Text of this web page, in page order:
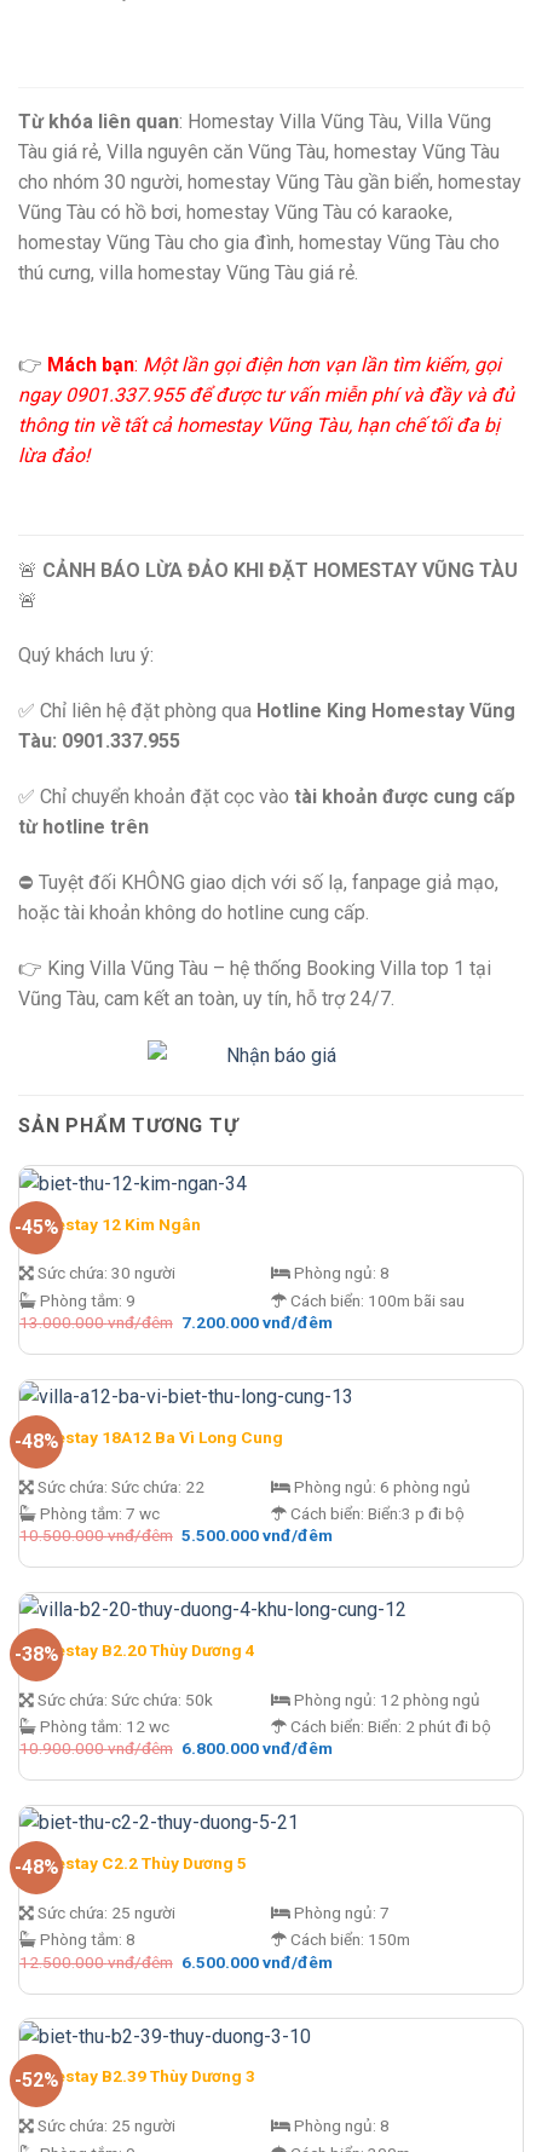
Từ khóa liên quan: Homestay Villa Vũng Tàu, Villa Vũng
Tàu giá rẻ, Villa nguyên căn Vũng Tàu, homestay Vũng Tàu
cho nhóm 30 người, homestay Vũng Tàu gần biển, homestay
Vũng Tàu có hồ bơi, homestay Vũng Tàu có karaoke,
homestay Vũng Tàu cho gia đình, homestay Vũng Tàu cho
thú cưng, villa homestay Vũng Tàu giá rẻ.
👉 Mách bạn: Một lần gọi điện hơn vạn lần tìm kiếm, gọi
ngay 0901.337.955 để được tư vấn miễn phí và đầy và đủ
thông tin về tất cả homestay Vũng Tàu, hạn chế tối đa bị
lừa đảo!
🚨 CẢNH BÁO LỪA ĐẢO KHI ĐẶT HOMESTAY VŨNG TÀU
🚨
Quý khách lưu ý:
✅ Chỉ liên hệ đặt phòng qua Hotline King Homestay Vũng
Tàu: 0901.337.955
✅ Chỉ chuyển khoản đặt cọc vào tài khoản được cung cấp
từ hotline trên
⛔️ Tuyệt đối KHÔNG giao dịch với số lạ, fanpage giả mạo,
hoặc tài khoản không do hotline cung cấp.
👉 King Villa Vũng Tàu – hệ thống Booking Villa top 1 tại
Vũng Tàu, cam kết an toàn, uy tín, hỗ trợ 24/7.
SẢN PHẨM TƯƠNG TỰ
-45%
Homestay 12 Kim Ngân
Sức chứa: 30 người
Phòng tắm: 9
Phòng ngủ: 8
Cách biển: 100m bãi sau
13.000.000vnđ/đêm Giá
là:
đêm.
7.200.000vnđ/đêmGiá
tại
7.200.000 vnđ/
đêm.
-48%
Homestay 18A12 Ba Vì Long Cung
Sức chứa: Sức chứa: 22
Phòng tắm: 7 wc
Phòng ngủ: 6 phòng ngủ
Cách biển: Biển:3 p đi bộ
10.500.000vnđ/đêm Giá
là:
đêm.
5.500.000vnđ/đêmGiá
tại
5.500.000 vnđ/
đêm.
-38%
Homestay B2.20 Thùy Dương 4
Sức chứa: Sức chứa: 50k
Phòng tắm: 12 wc
Phòng ngủ: 12 phòng ngủ
Cách biển: Biển: 2 phút đi bộ
10.900.000vnđ/đêm Giá
là:
đêm.
6.800.000vnđ/đêmGiá
tại
6.800.000 vnđ/
-48%
Homestay C2.2 Thùy Dương 5
Sức chứa: 25 người
Phòng tắm: 8
Phòng ngủ: 7
Cách biển: 150m
12.500.000vnđ/đêm Giá
là:
đêm.
6.500.000vnđ/đêmGiá
tại
6.500.000 vnđ/
-52%
Homestay B2.39 Thùy Dương 3
Sức chứa: 25 người
Phòng ngủ: 8